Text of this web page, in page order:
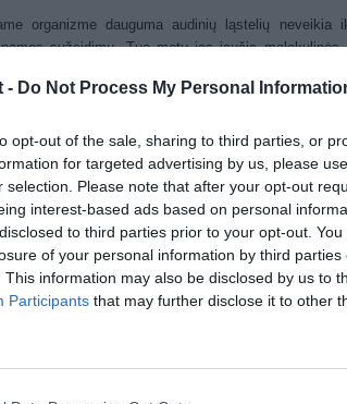
- Do Not Process My Personal
opt-out of the sale, sharing to third parties, or
for targeted advertising by us, please
selection. Please note that after your opt-out
interest-based ads based on personal
to third parties prior to your opt-out.
of your personal information by third parties
This information may also be disclosed by us to
Participants that may further disclose it to other
organizme dauguma audinių ląstelių
sužeidimų. Tuo metu jos jaučia molekulinės
vietą bei išgydyti žaizdą užtraukiant ją siūliniais
buvo nustatyti tai, kaip ląstelės aptinka audinio
sulipimą.
atominės galios mikroskopą, komanda
jutikliai vykdo ląstelių persiskirstymą.
migruoti, taip pakeisdami ląstelių tarpusavio
Toks tiesioginis ląstelių perėjimas į sužeidimo
daug efektyviau, nei ląstelėms atsitiktinai